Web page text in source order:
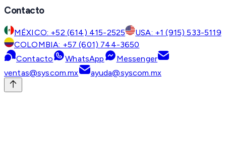
Contacto
MÉXICO: +52 (614) 415-2525
USA: +1 (915) 533-5119
COLOMBIA: +57 (601) 744-3650
Contacto
WhatsApp
Messenger
ventas@syscom.mx
ayuda@syscom.mx